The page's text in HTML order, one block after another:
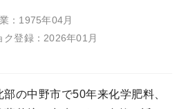
：1975年04月
ク登録：2026年01月
の中野市で50年来化学肥料、